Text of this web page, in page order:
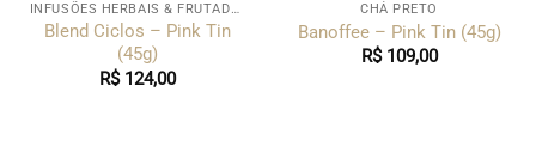
INFUSÕES HERBAIS & FRUTADAS
Blend Ciclos – Pink Tin
(45g)
R$124,00
CHÁ PRETO
Banoffee – Pink Tin (45g)
R$109,00